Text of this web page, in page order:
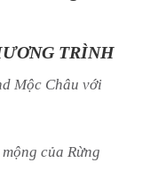
TRÌNH
Mộc Châu với
của Rừng